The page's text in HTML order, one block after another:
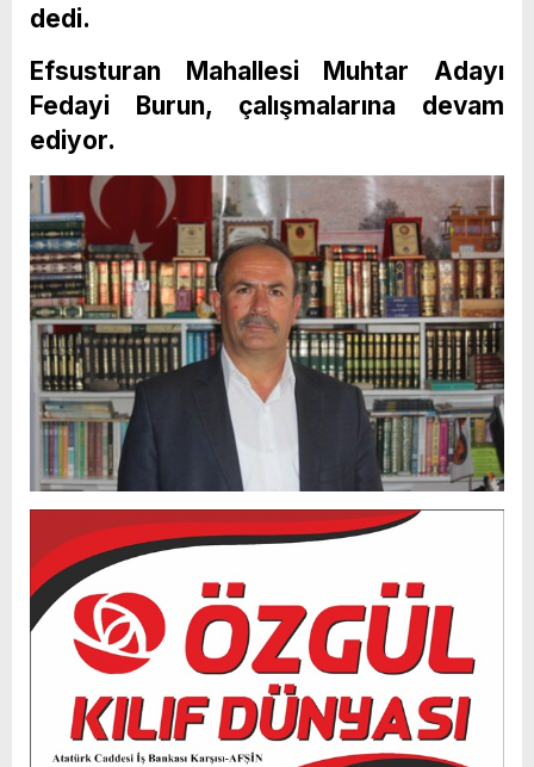
dedi.
Efsusturan Mahallesi Muhtar Adayı
Fedayi Burun, çalışmalarına devam
ediyor.